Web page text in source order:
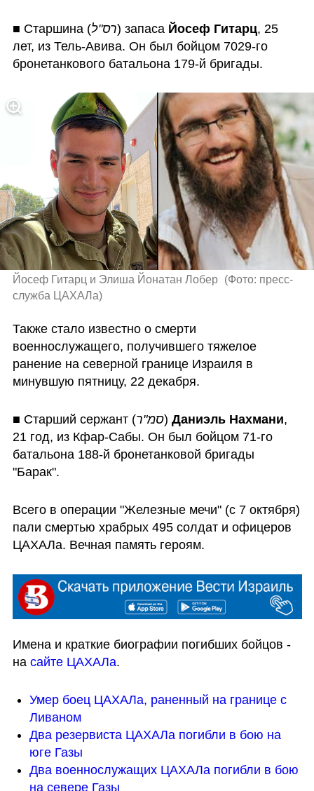
■ Старшина (רס"ל) запаса Йосеф Гитарц, 25
лет, из Тель-Авива. Он был бойцом 7029-го
бронетанкового батальона 179-й бригады.
Йосеф Гитарц и Элиша Йонатан Лобер (Фото: пресс-
служба ЦАХАЛа)
Также стало известно о смерти
военнослужащего, получившего тяжелое
ранение на северной границе Израиля в
минувшую пятницу, 22 декабря.
■ Старший сержант (סמ"ר) Даниэль Нахмани,
21 год, из Кфар-Сабы. Он был бойцом 71-го
батальона 188-й бронетанковой бригады
"Барак".
Всего в операции "Железные мечи" (с 7 октября)
пали смертью храбрых 495 солдат и офицеров
ЦАХАЛа. Вечная память героям.
Имена и краткие биографии погибших бойцов -
на сайте ЦАХАЛа.
Умер боец ЦАХАЛа, раненный на границе с
Ливаном
Два резервиста ЦАХАЛа погибли в бою на
юге Газы
Два военнослужащих ЦАХАЛа погибли в бою
на севере Газы